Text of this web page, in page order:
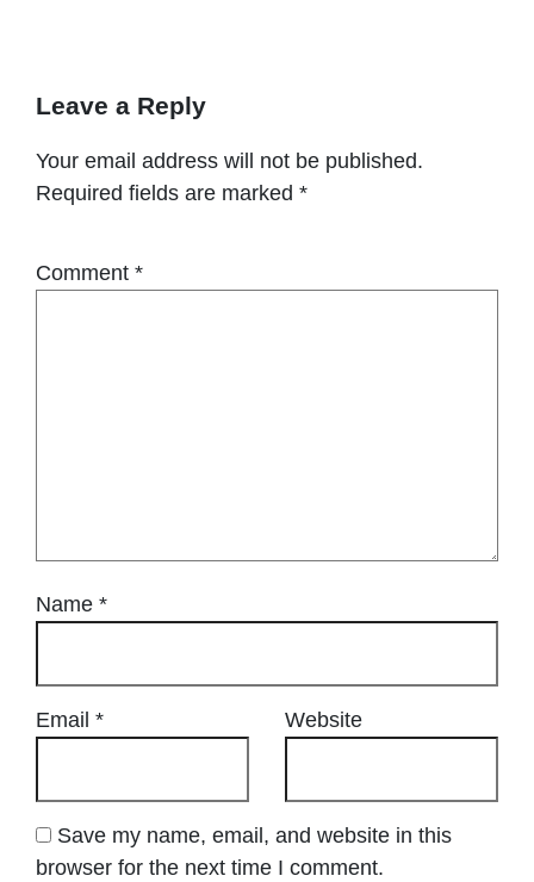
Leave a Reply
Your email address will not be published.
Required fields are marked *
Comment *
Name *
Email * Website
Save my name, email, and website in this
browser for the next time I comment.